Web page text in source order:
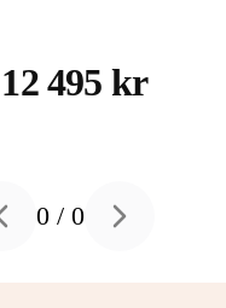
12 495 kr
Previous slide
0 /0 Next slide